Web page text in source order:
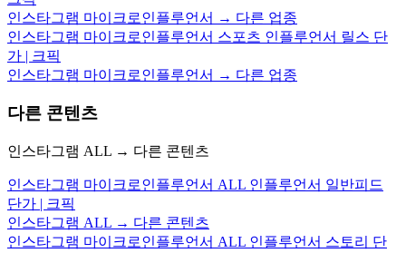
인스타그램 마이크로인플루언서 → 다른 업종
인스타그램 마이크로인플루언서 스포츠 인플루언서 릴스 단
가 | 크픽
인스타그램 마이크로인플루언서 → 다른 업종
다른 콘텐츠
인스타그램 ALL → 다른 콘텐츠
인스타그램 마이크로인플루언서 ALL 인플루언서 일반피드
단가 | 크픽
인스타그램 ALL → 다른 콘텐츠
인스타그램 마이크로인플루언서 ALL 인플루언서 스토리 단